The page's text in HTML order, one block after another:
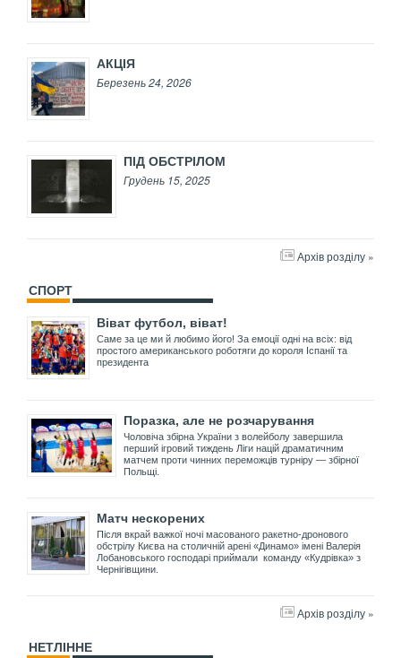
АКЦІЯ
Березень 24, 2026
ПІД ОБСТРІЛОМ
Грудень 15, 2025
Архів розділу »
СПОРТ
Віват футбол, віват!
Саме за це ми й любимо його! За емоції одні на всіх: від
простого американського роботяги до короля Іспанії та
президента
Поразка, але не розчарування
Чоловіча збірна України з волейболу завершила
перший ігровий тиждень Ліги націй драматичним
матчем проти чинних переможців турніру — збірної
Польщі.
Матч нескорених
Після вкрай важкої ночі масованого ракетно-дронового
обстрілу Києва на столичній арені «Динамо» імені Валерія
Лобановського господарі приймали команду «Кудрівка» з
Чернігівщини.
Архів розділу »
НЕТЛІННЕ